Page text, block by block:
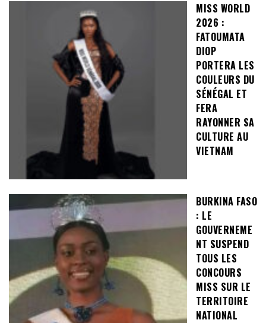
MISS WORLD
2026 :
FATOUMATA
DIOP
PORTERA LES
COULEURS DU
SÉNÉGAL ET
FERA
RAYONNER SA
CULTURE AU
VIETNAM
BURKINA FASO
: LE
GOUVERNEME
NT SUSPEND
TOUS LES
CONCOURS
MISS SUR LE
TERRITOIRE
NATIONAL